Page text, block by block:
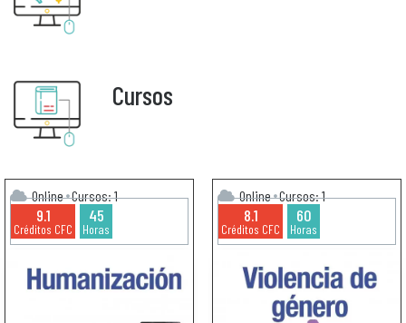
Cursos
Online Cursos: 1
9.1
Créditos CFC
45
Horas
Online Cursos: 1
8.1
Créditos CFC
60
Horas